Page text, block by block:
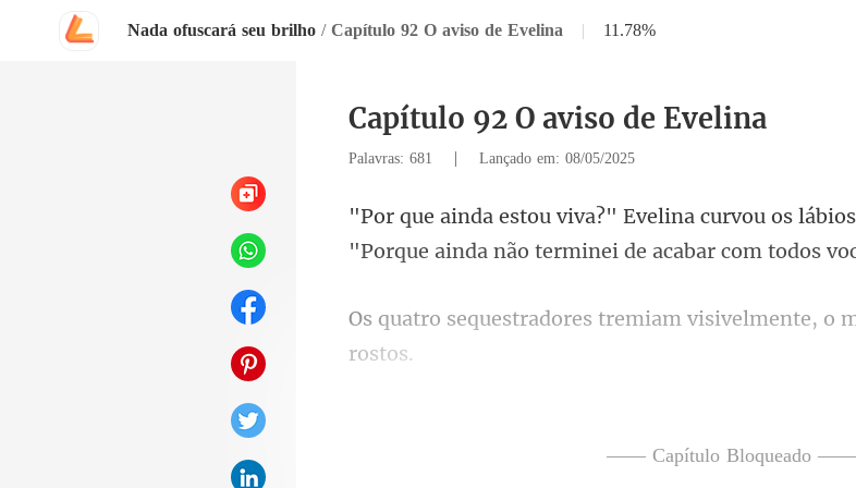
Nada ofuscará seu brilho / Capítulo 92 O aviso de Evelina | 11.78%
Capítulo 92 O aviso de Evelina
Palavras: 681 | Lançado em: 08/05/2025
os
"Porque ain
remiam visivelmente, o
—— Capítulo Bloqueado ——